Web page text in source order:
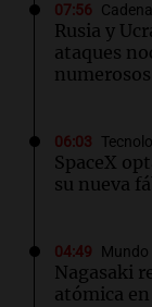
07:56
Rusia y
ataques
06:03
SpaceX
su nueva
04:49 Mundo
Nagasaki
atómica